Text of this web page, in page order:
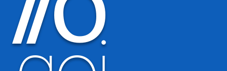
eleitoral
há 3 dias